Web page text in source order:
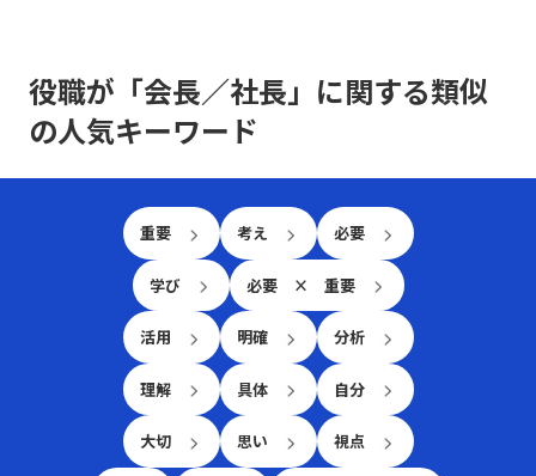
では、AIの合理性を有効なツールとして取り入れながら
も、人間ならではの非中央集権的視点をどのようにビジ
ネスに落とし込んでいくか、皆さんと深く議論を進めら
れればと考えています。
役職が「会長／社長」に関する類似
の人気キーワード
重要 考え 必要
学び 必要 × 重要
活用 明確 分析
理解 具体 自分
大切 思い 視点